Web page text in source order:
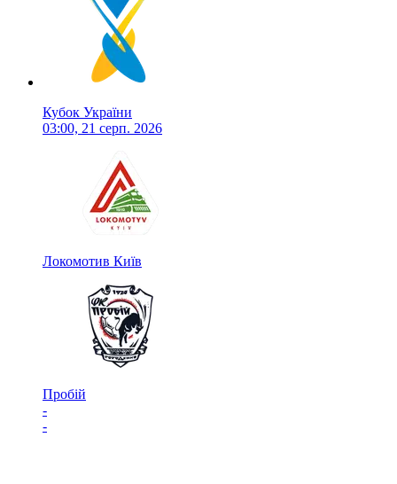
Кубок України
03:00, 21 серп. 2026
Локомотив Київ
Пробій
-
-